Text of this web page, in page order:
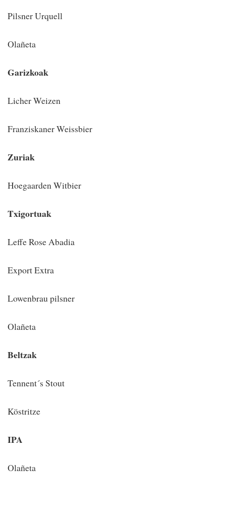
Pilsner Urquell
Olañeta
Garizkoak
Licher Weizen
Franziskaner Weissbier
Zuriak
Hoegaarden Witbier
Txigortuak
Leffe Rose Abadia
Export Extra
Lowenbrau pilsner
Olañeta
Beltzak
Tennent´s Stout
Köstritze
IPA
Olañeta